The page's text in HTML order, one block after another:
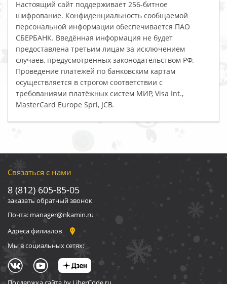
Настоящий сайт поддерживает 256-битное
шифрование. Конфиденциальность сообщаемой
персональной информации обеспечивается ПАО
СБЕРБАНК. Введённая информация не будет
предоставлена третьим лицам за исключением
случаев, предусмотренных законодательством РФ.
Проведение платежей по банковским картам
осуществляется в строгом соответствии с
требованиями платёжных систем МИР, Visa Int.,
MasterCard Europe Sprl, JCB.
Связаться с нами
8 (812) 605-85-05
заказать обратный звонок
Почта: manager@nkamin.ru
Адреса филиалов
Мы в социальных сетях: